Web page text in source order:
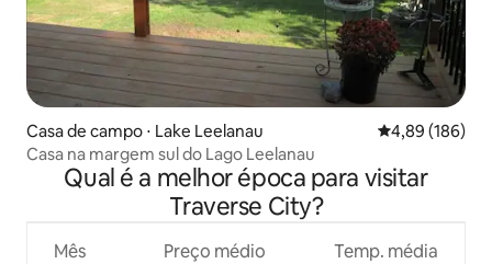
Casa de campo ⋅ Lake Leelanau 4,89 de uma
4,89 (186)
Casa na margem sul do Lago Leelanau
Qual é a melhor época para visitar
Traverse City?
Mês Preço médio Temp. média